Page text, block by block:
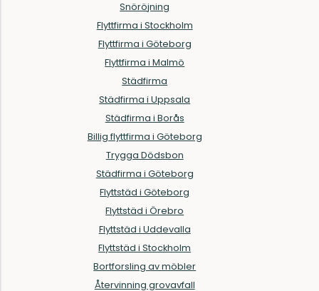
Snöröjning
Flyttfirma i Stockholm
Flyttfirma i Göteborg
Flyttfirma i Malmö
Städfirma
Städfirma i Uppsala
Städfirma i Borås
Billig flyttfirma i Göteborg
Trygga Dödsbon
Städfirma i Göteborg
Flyttstäd i Göteborg
Flyttstäd i Örebro
Flyttstäd i Uddevalla
Flyttstäd i Stockholm
Bortforsling av möbler
Återvinning grovavfall